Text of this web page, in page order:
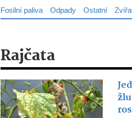
Fosilní paliva Odpady Ostatní
Rajčata